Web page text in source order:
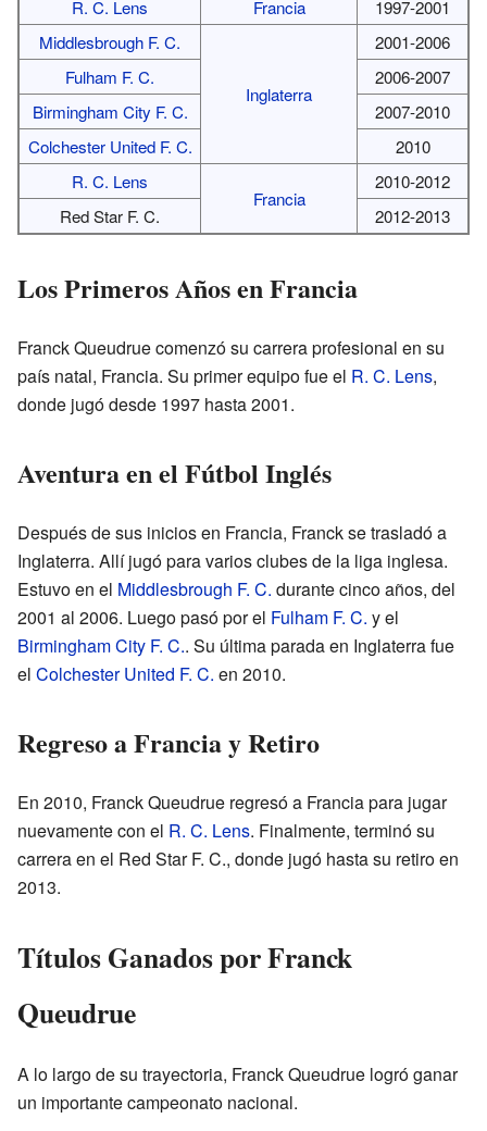
R. C. Lens Francia
1997-2001
Middlesbrough F. C.
Inglaterra
2001-2006
Fulham F. C.
2006-2007
Birmingham City F. C.
2007-2010
Colchester United F. C.
2010
R. C. Lens
Francia
2010-2012
Red Star F. C.
2012-2013
Los Primeros Años en Francia
Franck Queudrue comenzó su carrera profesional en su
país natal, Francia. Su primer equipo fue el R. C. Lens,
donde jugó desde 1997 hasta 2001.
Aventura en el Fútbol Inglés
Después de sus inicios en Francia, Franck se trasladó a
Inglaterra. Allí jugó para varios clubes de la liga inglesa.
Estuvo en el Middlesbrough F. C. durante cinco años, del
2001 al 2006. Luego pasó por el Fulham F. C. y el
Birmingham City F. C.. Su última parada en Inglaterra fue
el Colchester United F. C. en 2010.
Regreso a Francia y Retiro
En 2010, Franck Queudrue regresó a Francia para jugar
nuevamente con el R. C. Lens. Finalmente, terminó su
carrera en el Red Star F. C., donde jugó hasta su retiro en
2013.
Títulos Ganados por Franck
Queudrue
A lo largo de su trayectoria, Franck Queudrue logró ganar
un importante campeonato nacional.